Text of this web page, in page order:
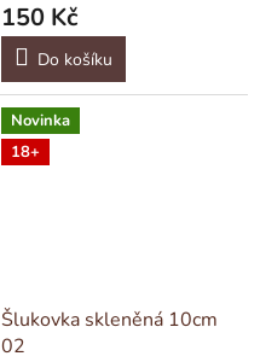
150 Kč
Do košíku
Novinka
18+
Šlukovka skleněná 10cm
02